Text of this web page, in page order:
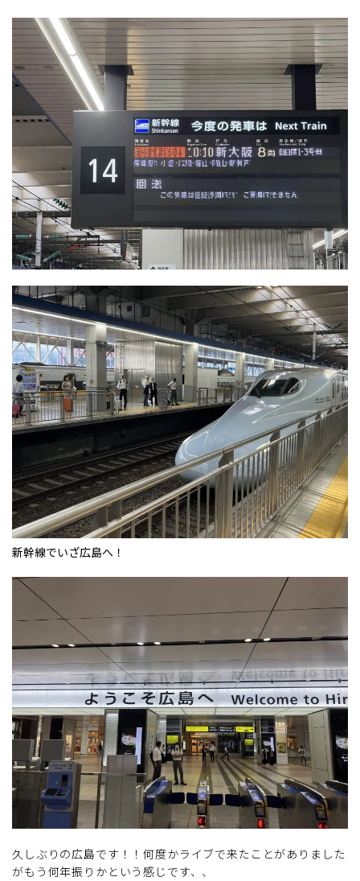
新幹線でいざ広島へ！
久しぶりの広島です！！何度かライブで来たことがありました
がもう何年振りかという感じです、、